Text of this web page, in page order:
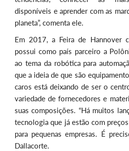
disponíveis e aprender com as
planeta”, comenta ele.
Em 2017, a Feira de Hannover
possui como país parceiro a
ao tema da robótica para
que a ideia de que são
caros está deixando de ser o
variedade de fornecedores e
suas composições. “Há muitos
tecnologia que já estão com
para pequenas empresas. É
Dallacorte.